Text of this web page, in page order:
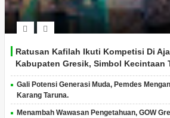
Ratusan Kafilah Ikuti Kompetisi Di
Kabupaten Gresik, Simbol Kecintaan
Gali Potensi Generasi Muda, Pemdes
Karang Taruna.
Menambah Wawasan Pengetahuan, GOW